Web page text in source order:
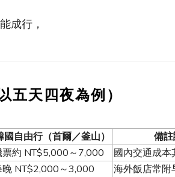
成行，
五天四夜為例）
國自由行（首爾／釜山）
備
約 NT$5,000～7,000
國內交通成本
晚 NT$2,000～3,000
海外飯店常附